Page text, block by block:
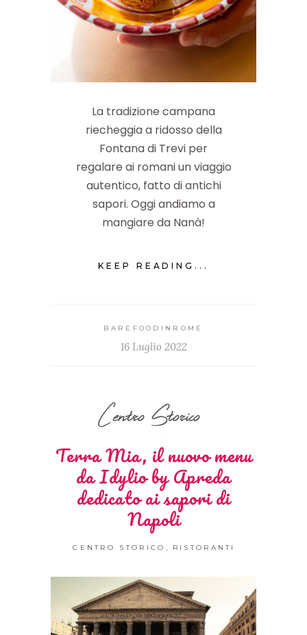
La tradizione campana
riecheggia a ridosso della
Fontana di Trevi per
regalare ai romani un viaggio
autentico, fatto di antichi
sapori. Oggi andiamo a
mangiare da Nanà!
KEEP READING...
BAREFOODINROME
16 Luglio 2022
Centro Storico
Terra Mia, il nuovo menu
da Idylio by Apreda
dedicato ai sapori di
Napoli
CENTRO STORICO , RISTORANTI